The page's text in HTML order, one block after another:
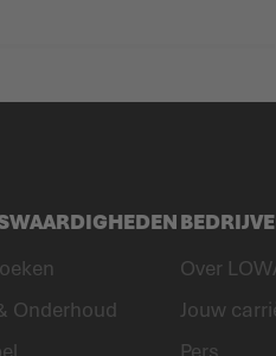
Onderhoud
Over
Jouw